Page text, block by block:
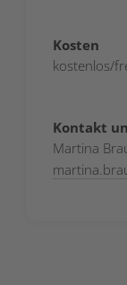
Kosten
kostenlos/
Kontakt
Martina